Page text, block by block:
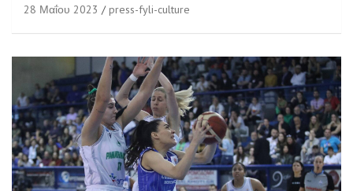
28 Μαΐου 2023 press-fyli-culture